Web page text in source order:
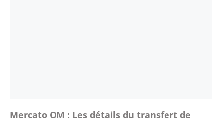
Mercato OM : Les détails du transfert de